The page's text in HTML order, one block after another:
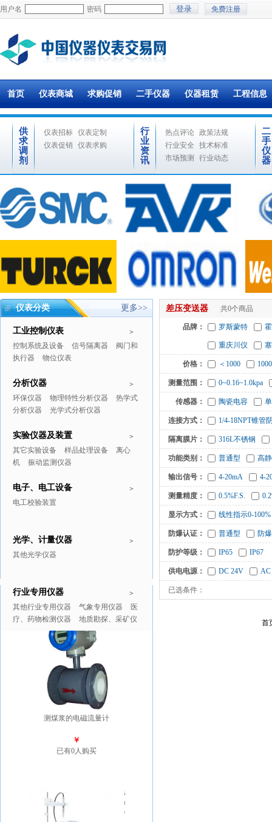
用户名 密码 免费注册
首页 仪表商城 求购促销 二手仪器 仪器租赁 工程信息
供
求
调
剂
仪表招标 仪表定制
仪表促销
仪表求购
行
业
资
讯
热点评论 政策法规
行业安全
技术标准
市场预测
行业动态
二
手
仪
器
仪表分类 更多>>
>
工业控制仪表
控制系统及设备 信号隔离器
阀门和
执行器
物位仪表
>
分析仪器
环保仪器 物理特性分析仪器
热学式
分析仪器
光学式分析仪器
>
实验仪器及装置
其它实验设备 样品处理设备
离心
机
振动监测仪器
>
电子、电工设备
电工校验装置
>
光学、计量仪器
其他光学仪器
>
行业专用仪器
其他行业专用仪器 气象专用仪器
医
疗、药物检测仪器
地质勘探、采矿仪
推广商品 更多>>
测煤浆的电磁流量计
￥
已有0人购买
差压变送器 共0个商品
品牌： 罗斯蒙特
重庆川仪
价格： ＜1000
测量范围： 0~0.16~1.0kpa
传感器： 陶瓷电容
连接方式： 1/4-18NPT锥管
隔离膜片： 316L不锈钢
功能类别： 普通型 高
输出信号： 4-20mA 4-
测量精度： 0.5%F.S.
显示方式： 线性指示0-100%
防爆认证： 普通型 防
防护等级： IP65 IP67
供电电源： DC 24V AC
已选条件：
首